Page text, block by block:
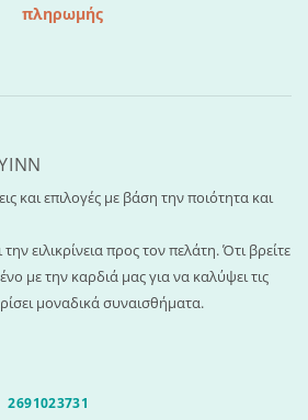
πληρωμής
και επιλογές με βάση την ποιότητα και
ειλικρίνεια προς τον πελάτη. Ότι βρείτε
με την καρδιά μας για να καλύψει τις
μοναδικά συναισθήματα.
2691023731